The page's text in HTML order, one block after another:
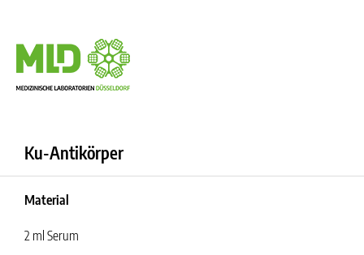
Ku-Antikörper
Material
2 ml Serum